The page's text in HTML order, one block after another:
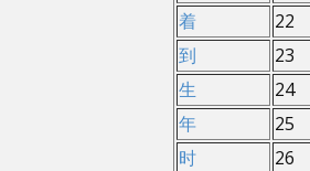
着
22
到
23
生
24
年
25
时
26